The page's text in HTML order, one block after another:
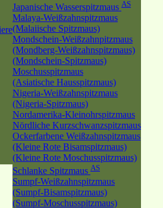
Japanische Wasserspitzmaus AS
Malaya-Weißzahnspitzmaus
(Malaiische Spitzmaus)
Mondschein-Weißzahnpitzmaus
(Mondberg-Weißzahnspitzmaus)
(Mondschein-Spitzmaus)
Moschusspitzmaus
(Asiatische Hausspitzmaus)
Nigeria-Weißzahnspitzmaus
(Nigeria-Spitzmaus)
Nordamerika-Kleinohrspitzmaus
Nördliche Kurzschwanzspitzmaus
Ockerfarbene Weißzahnspitzmaus
(Kleine Rote Bisamspitzmaus)
(Kleine Rote Moschusspitzmaus)
Schlanke Spitzmaus AS
Sumpf-Weißzahnspitzmaus
(Sumpf-Bisamspitzmaus)
(Sumpf-Moschusspitzmaus)